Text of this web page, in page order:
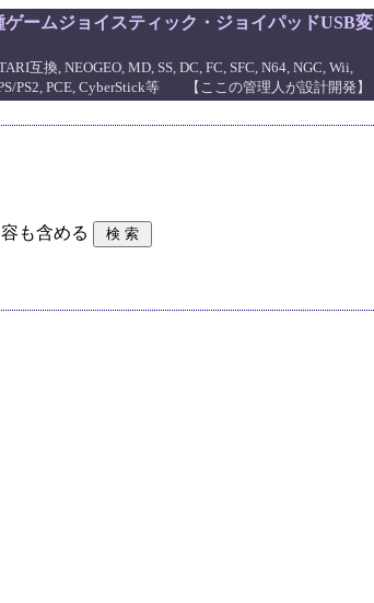
ゲームジョイスティック・ジョイパッドUSB変
互換, NEOGEO, MD, SS, DC, FC, SFC, N64, NGC, Wii,
PS2, PCE, CyberStick等 【ここの管理人が設計開発】
も含める